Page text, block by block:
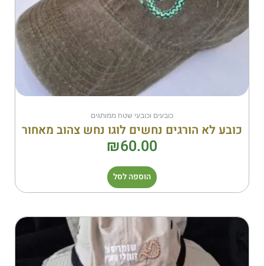
כובעים וכובעי שטח ממותגים
כובע לא הורגים נחשים לוגו נחש צהוב מאחור
₪60.00
הוספה לסל